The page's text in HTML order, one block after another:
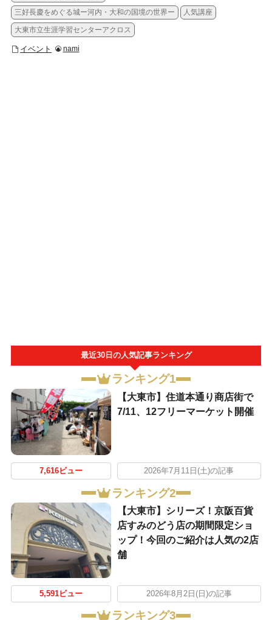
三好長慶をめぐる城ー河内・大和の国境の世界ー 人気講座
大東市立生涯学習センターアクロス
イベント nami
最近30日の人気記事ランキング
ランキング1
【大東市】住道本通り商店街で
7/11、12フリーマーケット開催
7,616ビュー 2026年7月11日(土)の記事
ランキング2
【大東市】シリーズ！京阪百貨
店すみのどう店の期間限定ショ
ップ！今回のご紹介は人気の2店
舗
5,591ビュー 2026年8月2日(日)の記事
ランキング3